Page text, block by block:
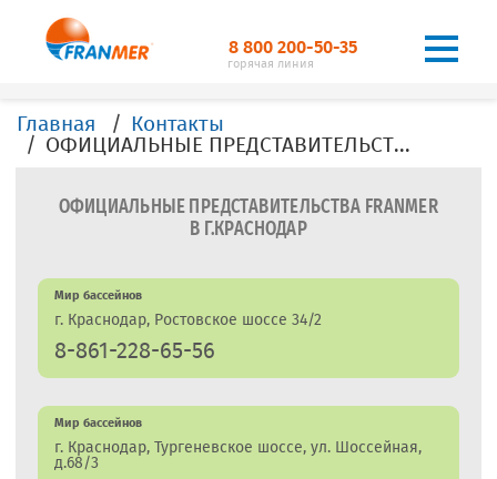
8 800 200-50-35
горячая линия
Главная
Контакты
ОФИЦИАЛЬНЫЕ ПРЕДСТАВИТЕЛЬСТВА, ДИЛЕРЫ, ОФИСЫ, FRANMER в г.Краснодар
ОФИЦИАЛЬНЫЕ ПРЕДСТАВИТЕЛЬСТВА FRANMER
В Г.КРАСНОДАР
Мир бассейнов
г. Краснодар, Ростовское шоссе 34/2
8-861-228-65-56
Мир бассейнов
г. Краснодар, Тургеневское шоссе, ул. Шоссейная,
д.68/3